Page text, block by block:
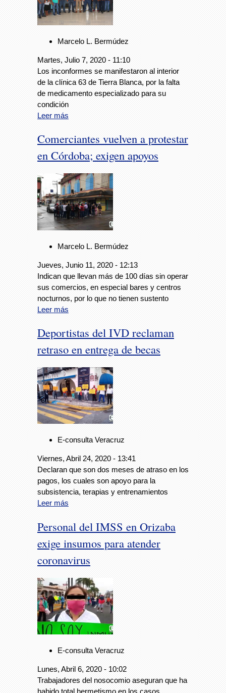
Marcelo L. Bermúdez
Martes, Julio 7, 2020 - 11:10
Los inconformes se manifestaron al interior
de la clínica 63 de Tierra Blanca, por la falta
de medicamento especializado para su
condición
Leer más
Comerciantes vuelven a protestar
en Córdoba; exigen apoyos
Marcelo L. Bermúdez
Jueves, Junio 11, 2020 - 12:13
Indican que llevan más de 100 días sin operar
sus comercios, en especial bares y centros
nocturnos, por lo que no tienen sustento
Leer más
Deportistas del IVD reclaman
retraso en entrega de becas
E-consulta Veracruz
Viernes, Abril 24, 2020 - 13:41
Declaran que son dos meses de atraso en los
pagos, los cuales son apoyo para la
subsistencia, terapias y entrenamientos
Leer más
Personal del IMSS en Orizaba
exige insumos para atender
coronavirus
E-consulta Veracruz
Lunes, Abril 6, 2020 - 10:02
Trabajadores del nosocomio aseguran que ha